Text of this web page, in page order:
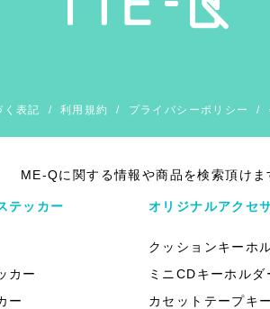
く表記 / 利用規約 / プライバシーポリシー /
ME-Qに関する情報や商品を検索頂けま
テッカー
カー
ー
オリジナルアクセ
クッションキーホ
ミニCDキーホルダ
カセットテープキ